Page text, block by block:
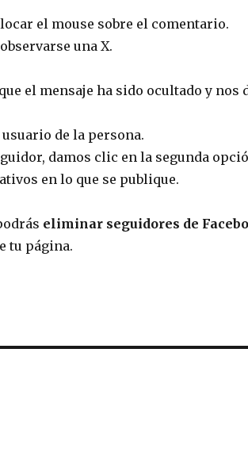
el mouse sobre el comentario.
una X.
el mensaje ha sido ocultado y nos
de la persona.
damos clic en la segunda
en lo que se publique.
eliminar seguidores de
tu página.